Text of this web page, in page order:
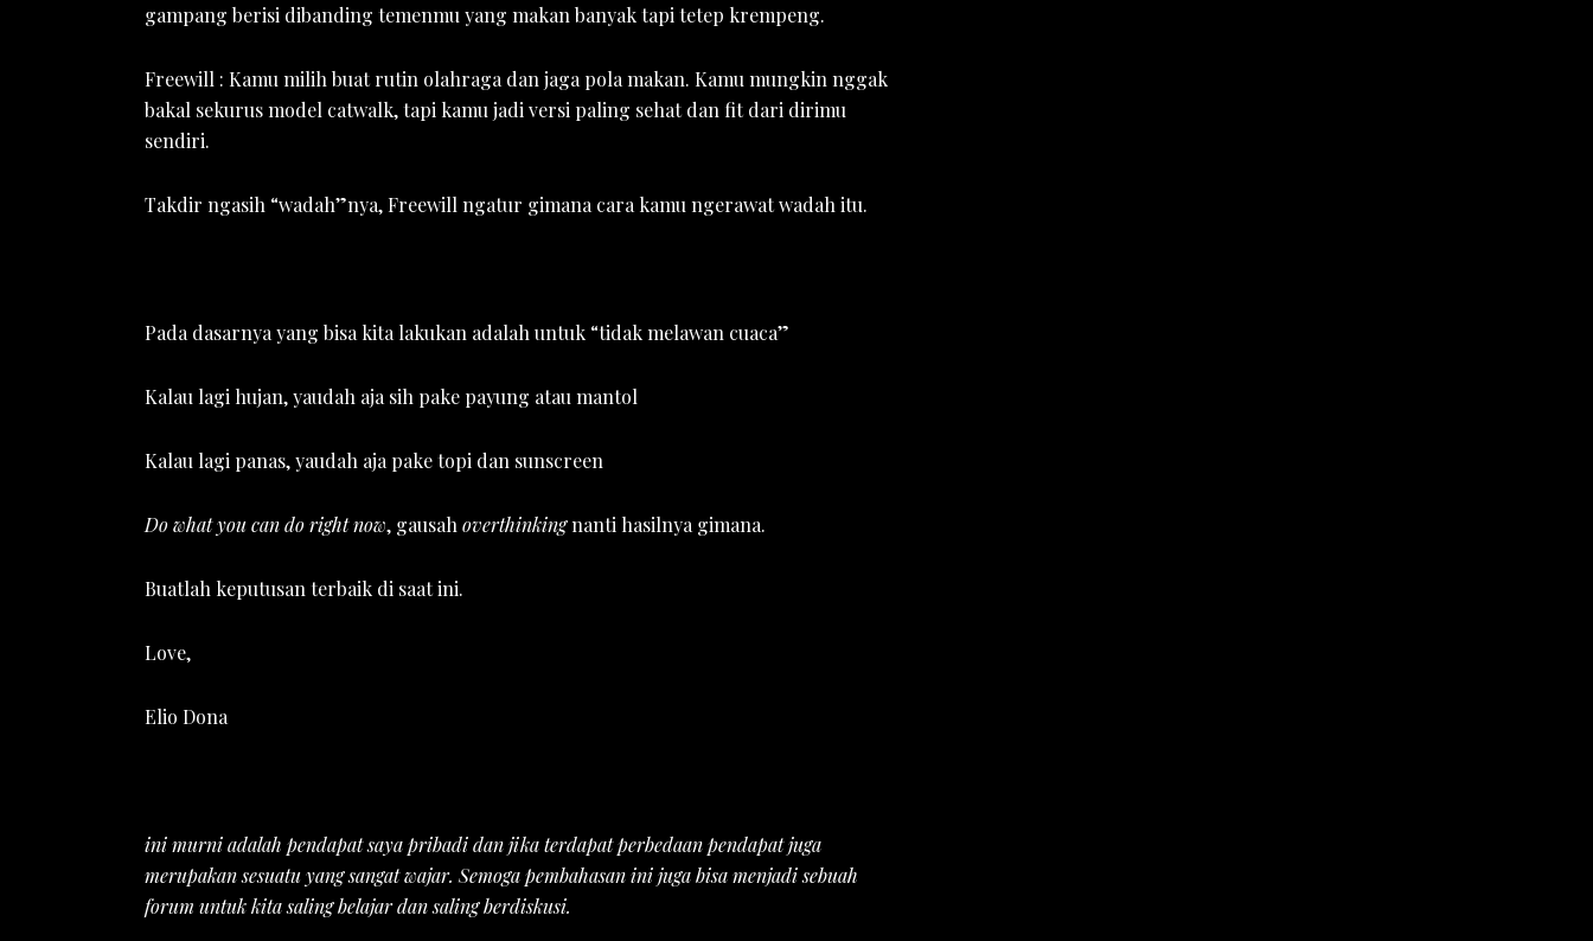
gampang berisi dibanding temenmu yang makan banyak tapi tetep krempeng.
Freewill : Kamu milih buat rutin olahraga dan jaga pola makan. Kamu mungkin nggak
bakal sekurus model catwalk, tapi kamu jadi versi paling sehat dan fit dari dirimu
sendiri.
Takdir ngasih “wadah”nya, Freewill ngatur gimana cara kamu ngerawat wadah itu.
Pada dasarnya yang bisa kita lakukan adalah untuk “tidak melawan cuaca”
Kalau lagi hujan, yaudah aja sih pake payung atau mantol
Kalau lagi panas, yaudah aja pake topi dan sunscreen
Do what you can do right now, gausah overthinkingnanti hasilnya gimana.
Buatlah keputusan terbaik di saat ini.
Love,
Elio Dona
ini murni adalah pendapat saya pribadi dan jika terdapat perbedaan pendapat juga
merupakan sesuatu yang sangat wajar. Semoga pembahasan ini juga bisa menjadi sebuah
forum untuk kita saling belajar dan saling berdiskusi.